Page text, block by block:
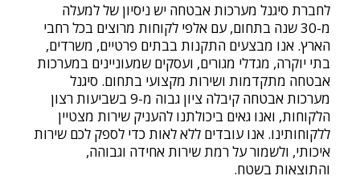
לחברת סיגנל מערכות אבטחה יש ניסיון של למעלה
מ-30 שנה בתחום, עם אלפי לקוחות מרוצים בכל רחבי
הארץ. אנו מבצעים התקנות בבתים פרטיים, משרדים,
בתי יוקרה, מגדלי מגורים, ועסקים שמעוניינים במערכות
אבטחה מתקדמות ושירות מקצועי בתחום. סיגנל
מערכות אבטחה קיבלה ציון גבוה מ-9 בשביעות רצון
הלקוחות, ואנו גאים ביכולתנו להעניק שירות מצטיין
ללקוחותינו. אנו עובדים ללא לאות כדי לספק לכם שירות
איכותי, ולשמור על רמת שירות אחידה וגבוהה,
והתוצאות בשטח.